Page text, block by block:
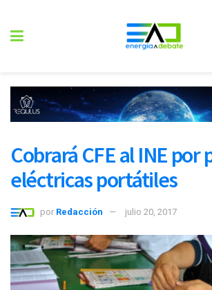
Cobrará CFE al INE por
eléctricas portátiles
por Redacción julio 20, 2017